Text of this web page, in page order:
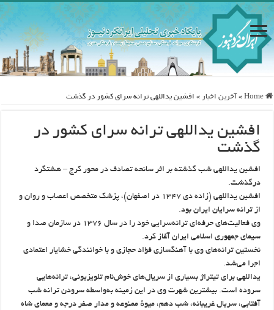
Home
» آخرین اخبار » افشین یداللهی ترانه سرای کشور در گذشت
افشین یداللهی ترانه سرای کشور در
گذشت
افشین یداللهی شب گذشته بر اثر سانحه تصادف در محور کرج – هشتگرد
درگذشت.
افشین یداللهی (زاده دی ۱۳۴۷ در اصفهان)، پزشک متخصص اعصاب و روان و
از ترانه سرایان ایران بود.
وی فعالیت‌های حرفه‌ای ترانه‌سرایی خود را در سال ۱۳۷۶ در سازمان صدا و
سیمای جمهوری اسلامی ایران آغاز کرد.
نخستین ترانه‌های وی با آهنگسازی فؤاد حجازی و با خوانندگی خشایار اعتمادی
اجرا می‌شد.
یداللهی برای تیتراژ بسیاری از سریال‌های خوش‌نام تلویزیونی، ترانه‌هایی
سروده است. بیشترین شهرت وی در این زمینه به‌واسطه سرودن ترانه شب
آفتابی، سریال غریبانه، شب دهم، میوهٔ ممنوعه و مدار صفر درجه و معمای شاه